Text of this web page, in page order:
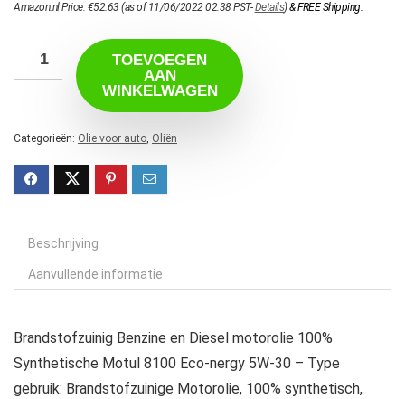
Amazon.nl Price:€52.63 (as of 11/06/2022 02:38 PST-Details)&FREE Shipping.
TOEVOEGEN
AAN
WINKELWAGEN
Categorieën: Olie voor auto, Oliën
Beschrijving
Aanvullende informatie
Brandstofzuinig Benzine en Diesel motorolie 100%
Synthetische Motul 8100 Eco-nergy 5W-30 – Type
gebruik: Brandstofzuinige Motorolie, 100% synthetisch,